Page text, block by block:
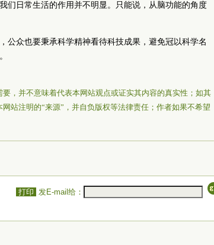
们日常生活的作用并不明显。只能说，从脑功能的角度
公众也要秉承科学精神看待科技成果，避免冠以科学名
，并不意味着代表本网站观点或证实其内容的真实性；如其
站注明的“来源”，并自负版权等法律责任；作者如果不希望
打印 发E-mail给：